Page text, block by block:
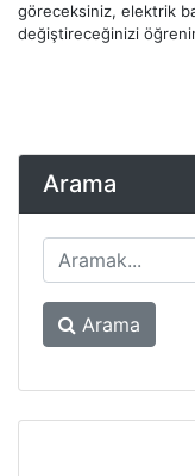
göreceksiniz, elektrik
değiştireceğinizi
Arama
Arama